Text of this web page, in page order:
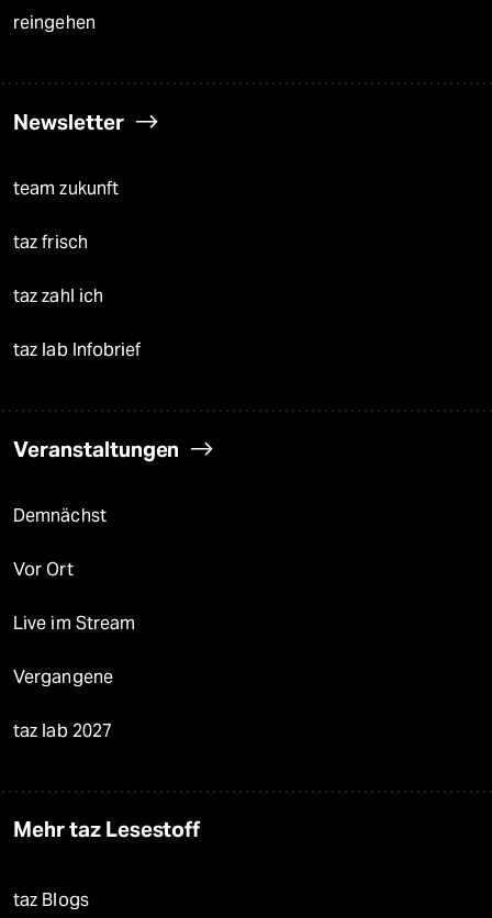
reingehen
Newsletter
team zukunft
taz frisch
taz zahl ich
taz lab Infobrief
Veranstaltungen
Demnächst
Vor Ort
Live im Stream
Vergangene
taz lab 2027
Mehr taz Lesestoff
taz Blogs